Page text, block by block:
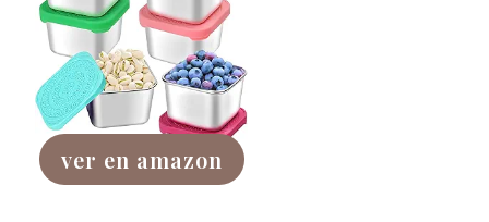
ver en amazon